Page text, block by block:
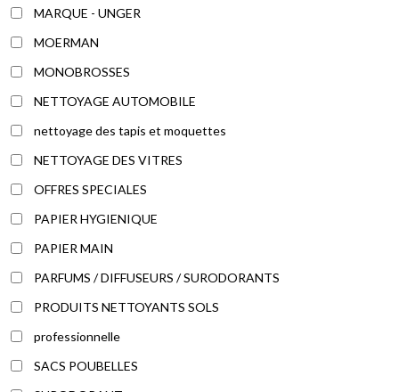
MARQUE - UNGER
MOERMAN
MONOBROSSES
NETTOYAGE AUTOMOBILE
nettoyage des tapis et moquettes
NETTOYAGE DES VITRES
OFFRES SPECIALES
PAPIER HYGIENIQUE
PAPIER MAIN
PARFUMS / DIFFUSEURS / SURODORANTS
PRODUITS NETTOYANTS SOLS
professionnelle
SACS POUBELLES